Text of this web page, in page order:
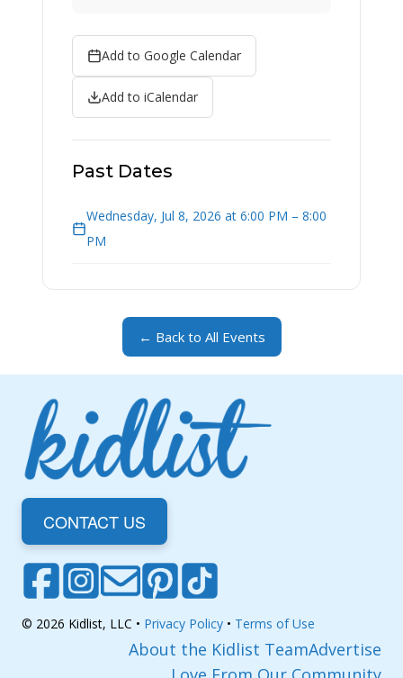
Add to Google Calendar
Add to iCalendar
Past Dates
Wednesday, Jul 8, 2026 at 6:00 PM – 8:00
PM
← Back to All Events
CONTACT US
© 2026 Kidlist, LLC • Privacy Policy • Terms of Use
About the Kidlist TeamAdvertise